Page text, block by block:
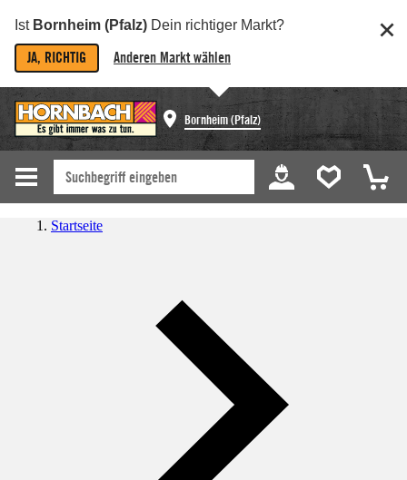
Ist Bornheim (Pfalz) Dein richtiger Markt?
JA, RICHTIG Anderen Markt wählen
Bornheim (Pfalz)
Startseite